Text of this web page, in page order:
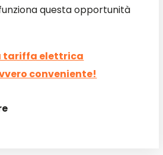
questa opportunità
tariffa elettrica
conveniente!